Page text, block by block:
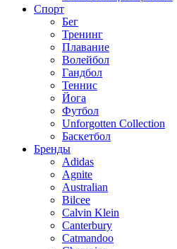
Спорт
Бег
Тренинг
Плавание
Волейбол
Гандбол
Теннис
Йога
Футбол
Unforgotten Collection
Баскетбол
Бренды
Adidas
Agnite
Australian
Bilcee
Calvin Klein
Canterbury
Catmandoo